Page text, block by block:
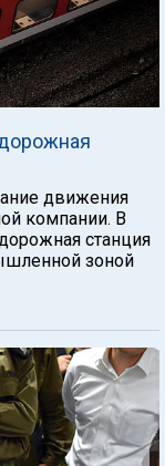
движения
компании. В
станция
зоной